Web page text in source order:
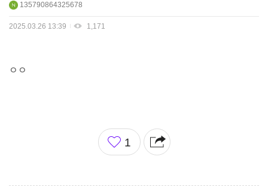
시 135790864325678
2025.03.26 13:39 1,171
ㅇㅇ
좋
아
1